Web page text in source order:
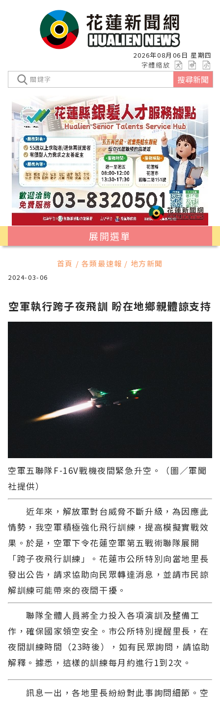
2026年08月06日 星期四
字體縮放
搜尋新聞
展開選單
首頁 / 各類最速報 / 地方新聞
2024-03-06
空軍執行跨子夜飛訓 盼在地鄉親體諒支持
空軍五聯隊F-16V戰機夜間緊急升空。（圖／軍聞
社提供）
近年來，解放軍對台威脅不斷升級，為因應此
情勢，我空軍積極強化飛行訓練，提高模擬實戰效
果。於是，空軍下令花蓮空軍第五戰術聯隊展開
「跨子夜飛行訓練」。花蓮市公所特別向當地里長
發出公告，請求協助向民眾轉達消息，並請市民諒
解訓練可能帶來的夜間干擾。
聯隊全體人員將全力投入各項演訓及整備工
作，確保國家領空安全。市公所特別提醒里長，在
夜間訓練時間（23時後），如有民眾詢問，請協助
解釋。據悉，這樣的訓練每月約進行1到2次。
訊息一出，各地里長紛紛對此事詢問細節。空